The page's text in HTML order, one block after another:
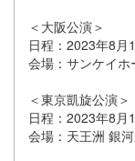
＜大阪公演＞
日程：2023年8月
会場：サンケイ
＜東京凱旋公演＞
日程：2023年8月
会場：天王洲 銀